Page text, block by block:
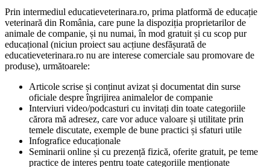
Prin intermediul educatieveterinara.ro, prima platformă de educație
veterinară din România, care pune la dispoziția proprietarilor de
animale de companie, și nu numai, în mod gratuit și cu scop pur
educațional (niciun proiect sau acțiune desfășurată de
educatieveterinara.ro nu are interese comerciale sau promovare de
produse), următoarele:
Articole scrise și conținut avizat și documentat din surse
oficiale despre îngrijirea animalelor de companie
Interviuri video/podcasturi cu invitați din toate categoriile
cărora mă adresez, care vor aduce valoare și utilitate prin
temele discutate, exemple de bune practici și sfaturi utile
Infografice educaționale
Seminarii online și cu prezență fizică, oferite gratuit, pe teme
practice de interes pentru toate categoriile menționate